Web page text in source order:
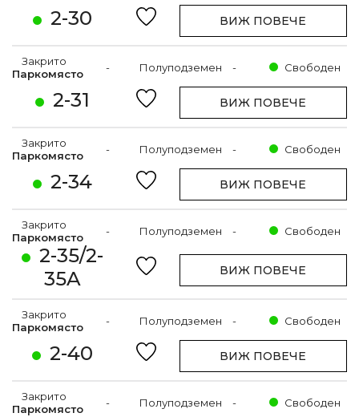
2-30 ВИЖ ПОВЕЧЕ
2-31
Закрито
Паркомясто
- Полуподземен - Свободен
ВИЖ ПОВЕЧЕ
2-34
Закрито
Паркомясто
- Полуподземен - Свободен
ВИЖ ПОВЕЧЕ
2-35/2-
35A
Закрито
Паркомясто
- Полуподземен - Свободен
ВИЖ ПОВЕЧЕ
2-40
Закрито
Паркомясто
- Полуподземен - Свободен
ВИЖ ПОВЕЧЕ
Закрито
Паркомясто
- Полуподземен - Свободен